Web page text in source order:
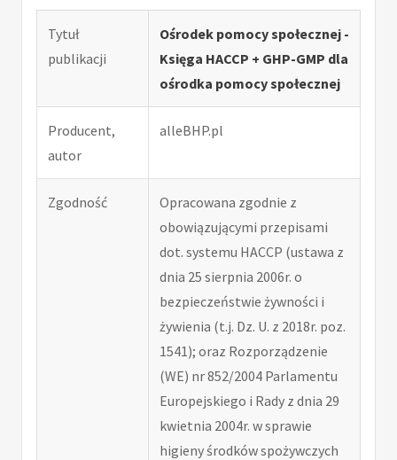
Tytuł
publikacji
Ośrodek pomocy społecznej -
Księga HACCP + GHP-GMP dla
ośrodka pomocy społecznej
Producent,
autor
alleBHP.pl
Zgodność
Opracowana zgodnie z
obowiązującymi przepisami
dot. systemu HACCP (ustawa z
dnia 25 sierpnia 2006r. o
bezpieczeństwie żywności i
żywienia (t.j. Dz. U. z 2018r. poz.
1541); oraz Rozporządzenie
(WE) nr 852/2004 Parlamentu
Europejskiego i Rady z dnia 29
kwietnia 2004r. w sprawie
higieny środków spożywczych